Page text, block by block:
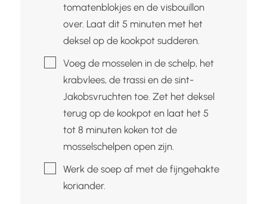
tomatenblokjes en de visbouillon
over. Laat dit 5 minuten met het
deksel op de kookpot sudderen.
▢Voeg de mosselen in de schelp, het
krabvlees, de trassi en de sint-
Jakobsvruchten toe. Zet het deksel
terug op de kookpot en laat het 5
tot 8 minuten koken tot de
mosselschelpen open zijn.
▢Werk de soep af met de fijngehakte
koriander.